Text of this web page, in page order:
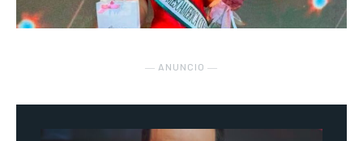
― ANUNCIO ―